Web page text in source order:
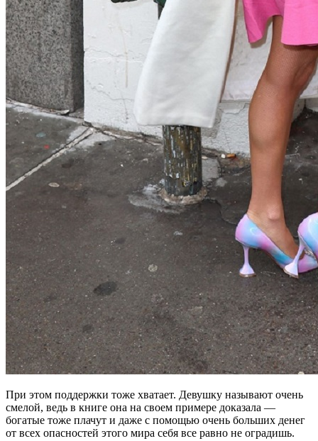
При этом поддержки тоже хватает. Девушку называют очень
смелой, ведь в книге она на своем примере доказала —
богатые тоже плачут и даже с помощью очень больших денег
от всех опасностей этого мира себя все равно не оградишь.